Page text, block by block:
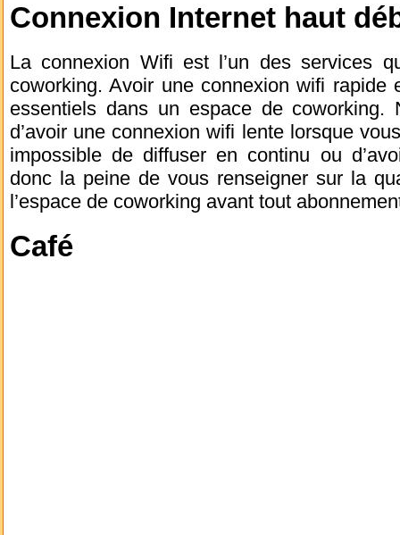
Connexion Internet haut
La connexion Wifi est l’un des services
coworking. Avoir une connexion wifi rapide
essentiels dans un espace de coworking.
d’avoir une connexion wifi lente lorsque
impossible de diffuser en continu ou
donc la peine de vous renseigner sur la
l’espace de coworking avant tout
Café